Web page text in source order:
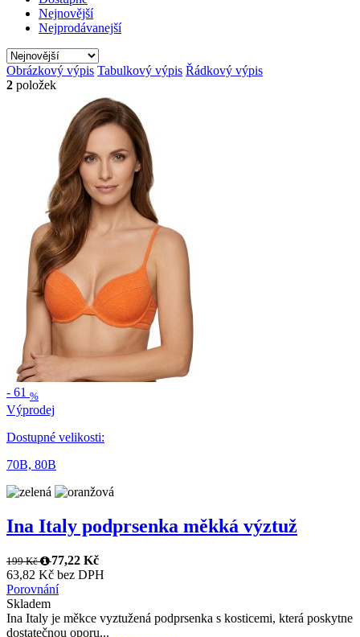
Nejnovější
Nejprodávanejší
Obrázkový výpis Tabulkový výpis Řádkový výpis
2 položek
- 61 %
Výprodej
Dostupné velikosti:
70B, 80B
Ina Italy podprsenka měkká výztuž
199 Kč
77,22 Kč
63,82 Kč bez DPH
Porovnání
Skladem
Ina Italy je měkce vyztužená podprsenka s kosticemi, která poskytne
dostatečnou oporu...